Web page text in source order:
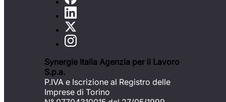
Synergie Italia Agenzia per il Lavoro
S.p.a.
P.IVA e Iscrizione al Registro delle
Imprese di Torino